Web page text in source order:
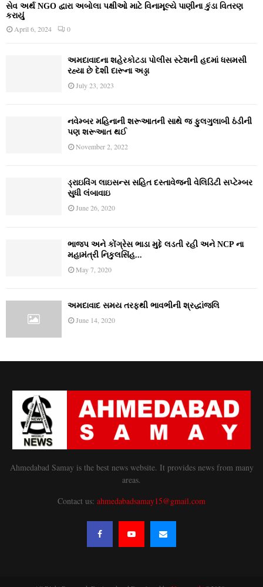
સેવ અર્થ NGO દ્વારા અબોલા પક્ષીઓ માટે વિનામૂલ્યે પાણીના કુંડા વિતરણ
કરાયું
April 6, 2024 0
અમદાવાદના શહેરકોટડા પોલીસ સ્ટેશની હદમાં ધસમસી
રહ્યા છે દેશી દારૂના અડ્ડા
July 23, 2023
નવેમ્‍બર મહિનાની શરૂઆતની સાથે જ ફુલગુલાબી ઠંડીની
પણ શરૂઆત થઈ
November 2, 2022
ડ્રાઇવિંગ લાઇસન્સ સહિત દસ્તાવેજની વેલિડિટી સપ્ટેમ્બર
સુધી લંબાવાઇ
June 26, 2020
ભાજપ અને કોંગ્રેસ ભાડા મુદ્દે લડતી રહી અને NCP ના
મહામંત્રી નિકુલસિંહ...
May 7, 2020
અમદાવાદ સમય તરફથી ભાવભીની શ્રદ્ધાંજલિ
June 14, 2020
Ahmedabad Samay is the best news website. It provides news from many
areas.
Contact us: ahmedabadsamay15@gmail.com